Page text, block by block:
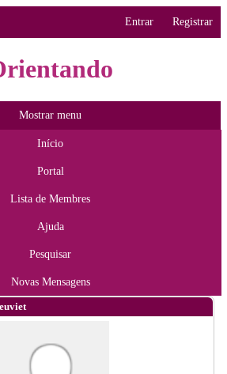
Entrar Registrar
Mostrar menu
Início
Portal
Lista de Membres
Ajuda
Pesquisar
Novas Mensagens